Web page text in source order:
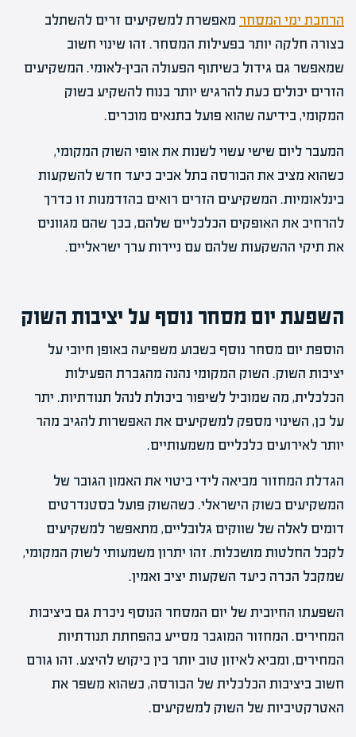
הרחבת ימי המסחר מאפשרת למשקיעים זרים להשתלב
בצורה חלקה יותר בפעילות המסחר. זהו שינוי חשוב
שמאפשר גם גידול בשיתוף הפעולה הבין-לאומי. המשקיעים
הזרים יכולים כעת להרגיש יותר בנוח להשקיע בשוק
המקומי, בידיעה שהוא פועל בתנאים מוכרים.
המעבר ליום שישי עשוי לשנות את אופי השוק המקומי,
כשהוא מציב את הבורסה בתל אביב כיעד חדש להשקעות
בינלאומיות. המשקיעים הזרים רואים בהזדמנות זו כדרך
להרחיב את האופקים הכלכליים שלהם, בכך שהם מגוונים
את תיקי ההשקעות שלהם עם ניירות ערך ישראליים.
השפעת יום מסחר נוסף על יציבות השוק
הוספת יום מסחר נוסף בשבוע משפיעה באופן חיובי על
יציבות השוק. השוק המקומי נהנה מהגברת הפעילות
הכלכלית, מה שמוביל לשיפור ביכולת לנהל תנודתיות. יתר
על כן, השינוי מספק למשקיעים את האפשרות להגיב מהר
יותר לאירועים כלכליים משמעותיים.
הגדלת המחזור מביאה לידי ביטוי את האמון הגובר של
המשקיעים בשוק הישראלי. כשהשוק פועל בסטנדרטים
דומים לאלה של שווקים גלובליים, מתאפשר למשקיעים
לקבל החלטות מושכלות. זהו יתרון משמעותי לשוק המקומי,
שמקבל הכרה כיעד השקעות יציב ואמין.
השפעתו החיובית של יום המסחר הנוסף ניכרת גם ביציבות
המחירים. המחזור המוגבר מסייע בהפחתת תנודתיות
המחירים, ומביא לאיזון טוב יותר בין ביקוש להיצע. זהו גורם
חשוב ביציבות הכלכלית של הבורסה, כשהוא משפר את
האטרקטיביות של השוק למשקיעים.